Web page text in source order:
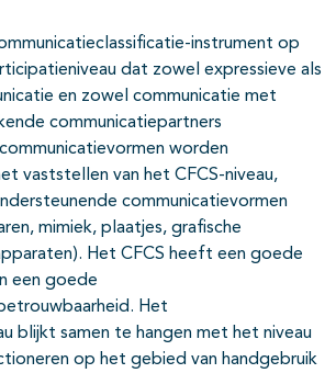
instrument op
dat zowel expressieve als
en zowel communicatie met
communicatiepartners
worden
vaststellen van het CFCS-niveau,
communicatievormen
mimiek, plaatjes, grafische
Het CFCS heeft een goede
een goede
Het
blijkt samen te hangen met het niveau
op het gebied van handgebruik